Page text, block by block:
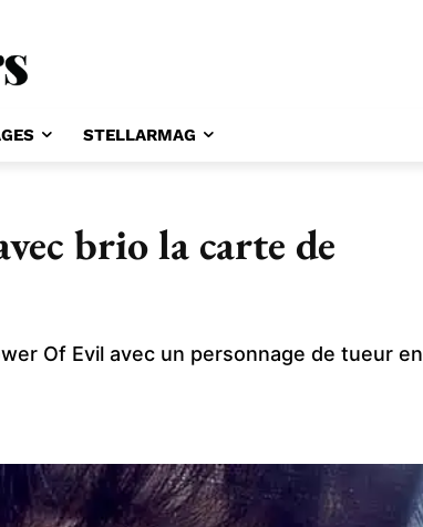
STELLARMAG
brio la carte de
Of Evil avec un personnage de tueur en